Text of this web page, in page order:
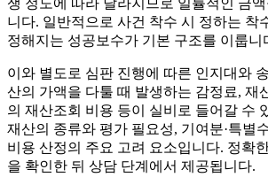
쟁 정도에 따라 달라지므로 일률적인 금
니다. 일반적으로 사건 착수 시 정하는 착
정해지는 성공보수가 기본 구조를 이룹니
이와 별도로 심판 진행에 따른 인지대와
산의 가액을 다툴 때 발생하는 감정료, 재
의 재산조회 비용 등이 실비로 들어갈 수
재산의 종류와 평가 필요성, 기여분·특별
비용 산정의 주요 고려 요소입니다. 정확
을 확인한 뒤 상담 단계에서 제공됩니다.